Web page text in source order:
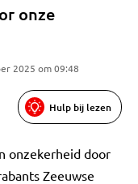
onze
2025 om 09:48
Hulp bij lezen
onzekerheid door
Zeeuwse